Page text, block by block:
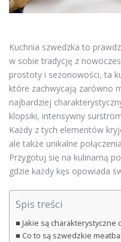
Kuchnia szwedzka to
w sobie tradycję z
prostoty i sezonowości, ta
które zachwycają zarówno
najbardziej
klopsiki, intensywny
Każdy z tych elementów
ale także unikalne
Przygotuj się na kulinarną
gdzie każdy kęs opowiada
Spis treści
Jakie są charakterystyczne
Co to są szwedzkie